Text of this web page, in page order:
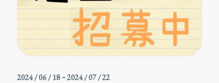
2024 / 06 / 18~2024 / 07 / 22